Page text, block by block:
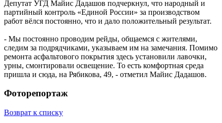
Депутат УГД Майис Дадашов подчеркнул, что народный и
партийный контроль «Единой России» за производством
работ вёлся постоянно, что и дало положительный результат.
- Мы постоянно проводим рейды, общаемся с жителями,
следим за подрядчиками, указываем им на замечания. Помимо
ремонта асфальтового покрытия здесь установили лавочки,
урны, смонтировали освещение. То есть комфортная среда
пришла и сюда, на Рябикова, 49, - отметил Майис Дадашов.
Фоторепортаж
Возврат к списку